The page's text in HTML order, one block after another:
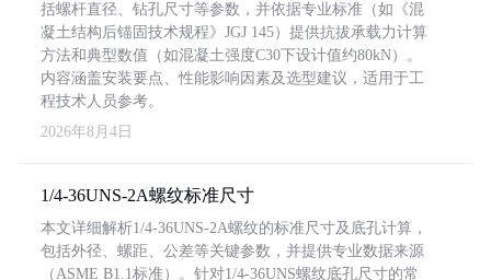
括螺杆直径、钻孔尺寸等参数，并依据专业标准（如《混
凝土结构后锚固技术规程》JGJ 145）提供抗拔承载力计算
方法和典型数值（如混凝土强度C30下设计值约80kN）。
内容涵盖安装要点、性能影响因素及选型建议，适用于工
程技术人员参考。
2026年8月4日
1/4-36UNS-2A螺纹标准尺寸
本文详细解析1/4-36UNS-2A螺纹的标准尺寸及底孔计算，
包括外径、螺距、公差等关键参数，并提供专业数据来源
（ASME B1.1标准）。针对1/4-36UNS螺纹底孔尺寸的常